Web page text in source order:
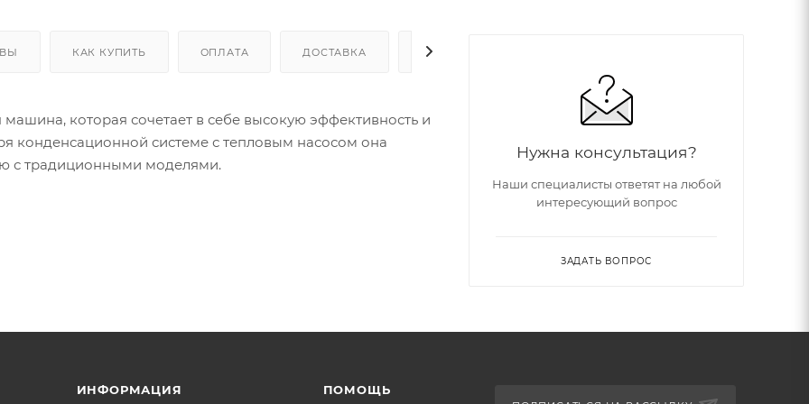
КАК КУПИТЬ ОПЛАТА ДОСТАВКА ДОПОЛНИТЕЛЬНО
которая сочетает в себе высокую эффективность и
системе с тепловым насосом она
с традиционными моделями.
Нужна консультация?
Наши специалисты ответят на любой
интересующий вопрос
ЗАДАТЬ ВОПРОС
ИНФОРМАЦИЯ ПОМОЩЬ